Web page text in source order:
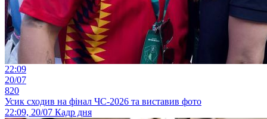
22:09
20/07
820
Усик сходив на фінал ЧС-2026 та виставив фото
22:09, 20/07 Кадр дня